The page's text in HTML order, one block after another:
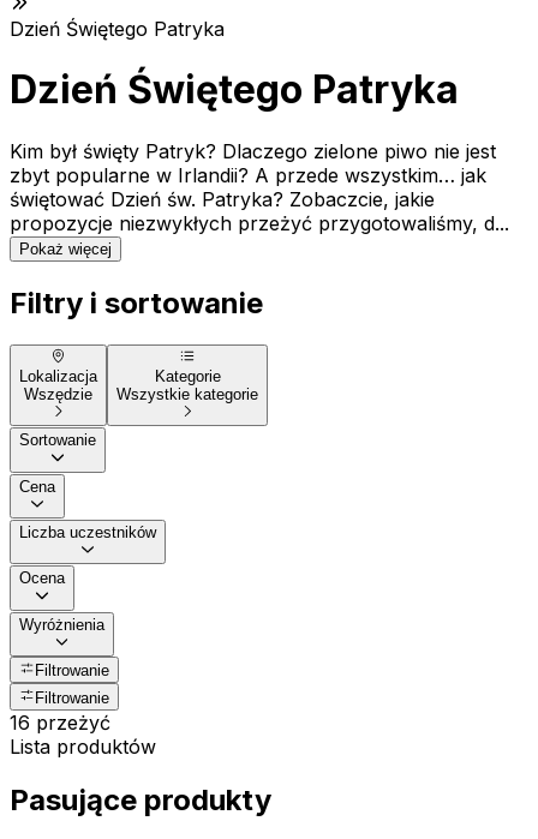
Dzień Świętego Patryka
Dzień Świętego Patryka
Kim był święty Patryk? Dlaczego zielone piwo nie jest
zbyt popularne w Irlandii? A przede wszystkim… jak
świętować Dzień św. Patryka? Zobaczcie, jakie
propozycje niezwykłych przeżyć przygotowaliśmy, d...
Pokaż więcej
Filtry i sortowanie
Lokalizacja
Wszędzie
Kategorie
Wszystkie kategorie
Sortowanie
Cena
Liczba uczestników
Ocena
Wyróżnienia
Filtrowanie
Filtrowanie
16 przeżyć
Lista produktów
Pasujące produkty